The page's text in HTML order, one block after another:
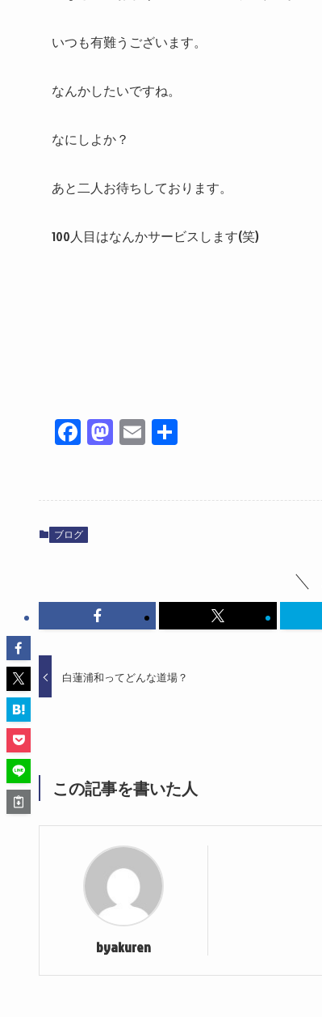
いつも有難うございます。
なんかしたいですね。
なにしよか？
あと二人お待ちしております。
100人目はなんかサービスします(笑)
Fa
ce
ok
M
as
do
E
m
ブログ
白蓮浦和ってどんな道場？
この記事を書いた人
byakuren